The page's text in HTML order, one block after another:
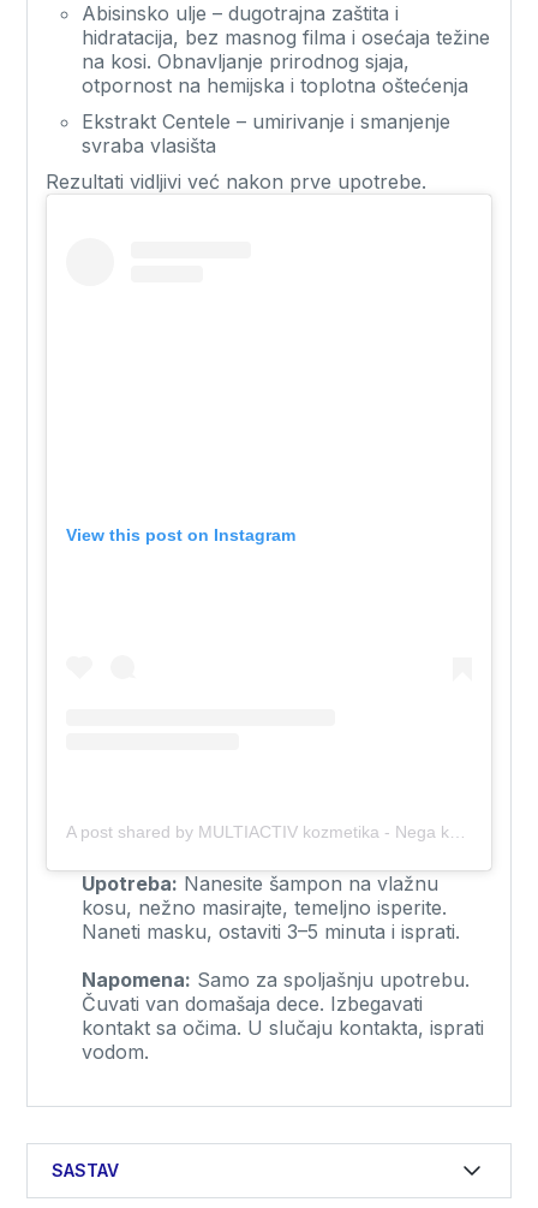
Abisinsko ulje – dugotrajna zaštita i
hidratacija, bez masnog filma i osećaja težine
na kosi. Obnavljanje prirodnog sjaja,
otpornost na hemijska i toplotna oštećenja
Ekstrakt Centele – umirivanje i smanjenje
svraba vlasišta
Rezultati vidljivi već nakon prve upotrebe.
View this post on Instagram
Upotreba: Nanesite šampon na vlažnu
kosu, nežno masirajte, temeljno isperite.
Naneti masku, ostaviti 3–5 minuta i isprati.
Napomena: Samo za spoljašnju upotrebu.
Čuvati van domašaja dece. Izbegavati
kontakt sa očima. U slučaju kontakta, isprati
vodom.
SASTAV